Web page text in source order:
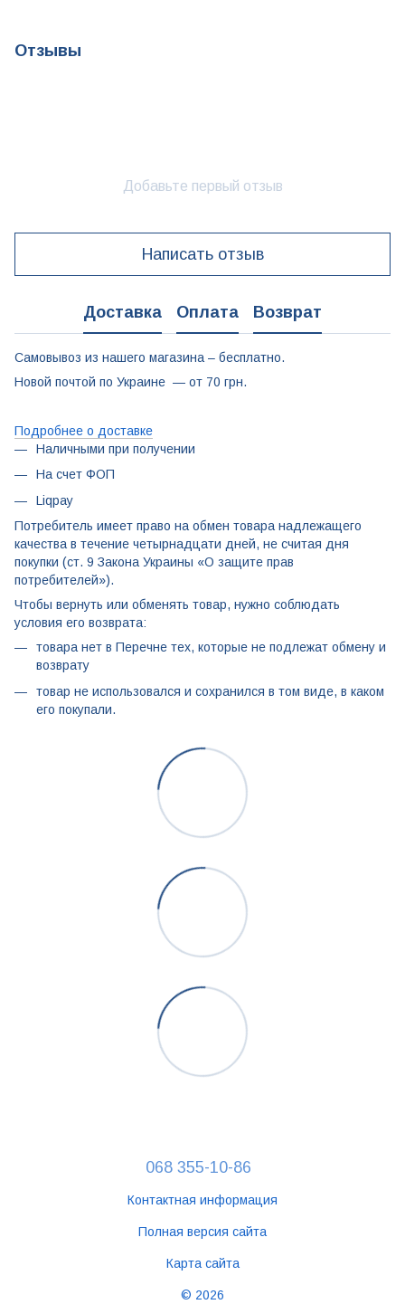
Отзывы
Добавьте первый отзыв
Написать отзыв
Доставка Оплата Возврат
Самовывоз из нашего магазина – бесплатно.
Новой почтой по Украине — от 70 грн.
Подробнее о доставке
Наличными при получении
На счет ФОП
Liqpay
Потребитель имеет право на обмен товара надлежащего
качества в течение четырнадцати дней, не считая дня
покупки (ст. 9 Закона Украины «О защите прав
потребителей»).
Чтобы вернуть или обменять товар, нужно соблюдать
условия его возврата:
товара нет в Перечне тех, которые не подлежат обмену и
возврату
товар не использовался и сохранился в том виде, в каком
его покупали.
068 355-10-86
Контактная информация
Полная версия сайта
Карта сайта
© 2026